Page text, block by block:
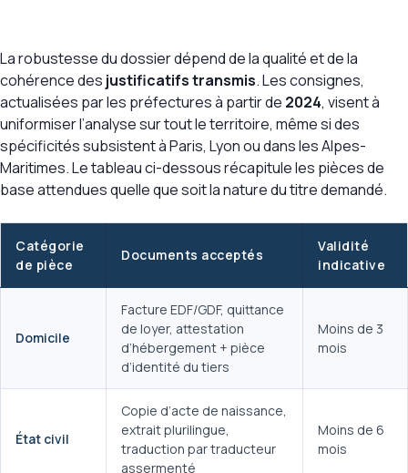
La robustesse du dossier dépend de la qualité et de la
cohérence des justificatifs transmis. Les consignes,
actualisées par les préfectures à partir de 2024, visent à
uniformiser l’analyse sur tout le territoire, même si des
spécificités subsistent à Paris, Lyon ou dans les Alpes-
Maritimes. Le tableau ci-dessous récapitule les pièces de
base attendues quelle que soit la nature du titre demandé.
Catégorie
de pièce
Documents acceptés
Validité
indicative
Domicile
Facture EDF/GDF, quittance
de loyer, attestation
d’hébergement + pièce
d’identité du tiers
Moins de 3
mois
État civil
Copie d’acte de naissance,
extrait plurilingue,
traduction par traducteur
assermenté
Moins de 6
mois